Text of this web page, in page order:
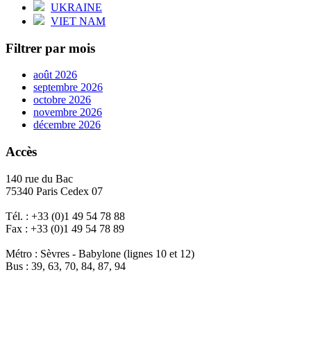
UKRAINE
VIET NAM
Filtrer par mois
août 2026
septembre 2026
octobre 2026
novembre 2026
décembre 2026
Accès
140 rue du Bac
75340 Paris Cedex 07
Tél. : +33 (0)1 49 54 78 88
Fax : +33 (0)1 49 54 78 89
Métro : Sèvres - Babylone (lignes 10 et 12)
Bus : 39, 63, 70, 84, 87, 94